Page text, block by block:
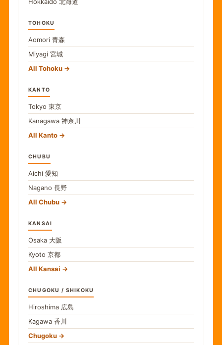
TOHOKU
Aomori 青森
Miyagi 宮城
All Tohoku
KANTO
Tokyo 東京
Kanagawa 神奈川
All Kanto
CHUBU
Aichi 愛知
Nagano 長野
All Chubu
KANSAI
Osaka 大阪
Kyoto 京都
All Kansai
CHUGOKU / SHIKOKU
Hiroshima 広島
Kagawa 香川
Chugoku